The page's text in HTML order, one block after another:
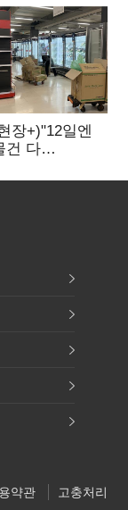
장+)"12일엔
건 다
대 채우며 문
약관
고충처리